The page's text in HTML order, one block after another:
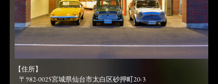
【住所】
〒982-0025宮城県仙台市太白区砂押町20-3